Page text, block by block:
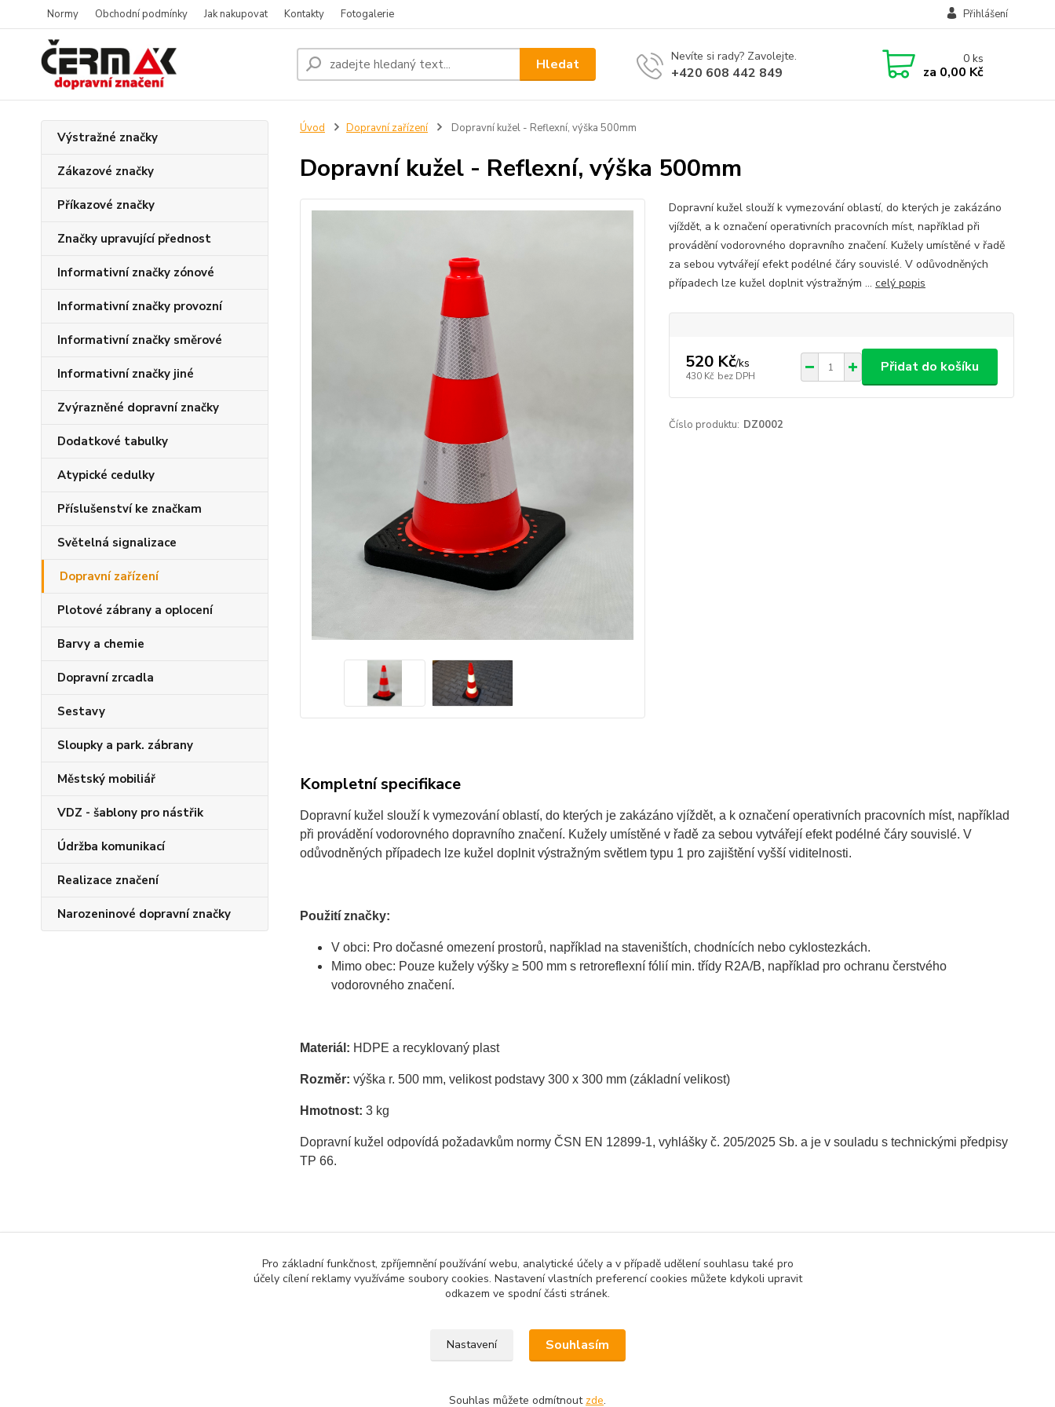
Normy Obchodní podmínky Jak nakupovat Kontakty Fotogalerie Přihlášení
Hledat Nevíte si rady? Zavolejte.
+420 608 442 849
0ks
za 0,00 Kč
Výstražné značky
Zákazové značky
Příkazové značky
Značky upravující přednost
Informativní značky zónové
Informativní značky provozní
Informativní značky směrové
Informativní značky jiné
Zvýrazněné dopravní značky
Dodatkové tabulky
Atypické cedulky
Příslušenství ke značkam
Světelná signalizace
Dopravní zařízení
Plotové zábrany a oplocení
Barvy a chemie
Dopravní zrcadla
Sestavy
Sloupky a park. zábrany
Městský mobiliář
VDZ - šablony pro nástřik
Údržba komunikací
Realizace značení
Narozeninové dopravní značky
Úvod Dopravní zařízení Dopravní kužel - Reflexní, výška 500mm
Dopravní kužel - Reflexní, výška 500mm
Dopravní kužel slouží k vymezování oblastí, do kterých je zakázáno
vjíždět, a k označení operativních pracovních míst, například při
provádění vodorovného dopravního značení. Kužely umístěné v řadě
za sebou vytvářejí efekt podélné čáry souvislé. V odůvodněných
případech lze kužel doplnit výstražným ... celý popis
520 Kč/ks
430 Kč bez DPH
Přidat do košíku
Číslo produktu: DZ0002
Kompletní specifikace
Dopravní kužel slouží k vymezování oblastí, do kterých je zakázáno vjíždět, a k označení operativních pracovních míst, například
při provádění vodorovného dopravního značení. Kužely umístěné v řadě za sebou vytvářejí efekt podélné čáry souvislé. V
odůvodněných případech lze kužel doplnit výstražným světlem typu 1 pro zajištění vyšší viditelnosti.
Použití značky:
V obci: Pro dočasné omezení prostorů, například na staveništích, chodnících nebo cyklostezkách.
Mimo obec: Pouze kužely výšky ≥ 500 mm s retroreflexní fólií min. třídy R2A/B, například pro ochranu čerstvého
vodorovného značení.
Materiál: HDPE a recyklovaný plast
Rozměr: výška r. 500 mm, velikost podstavy 300 x 300 mm (základní velikost)
Hmotnost: 3 kg
Dopravní kužel odpovídá požadavkům normy ČSN EN 12899-1, vyhlášky č. 205/2025 Sb. a je v souladu s technickými předpisy
TP 66.
Zboží zařazeno v kategoriích
Pro základní funkčnost, zpříjemnění používání webu, analytické účely a v případě udělení souhlasu také pro
účely cílení reklamy využíváme soubory cookies. Nastavení vlastních preferencí cookies můžete kdykoli upravit
odkazem ve spodní části stránek.
Nastavení Souhlasím
Souhlas můžete odmítnout zde.